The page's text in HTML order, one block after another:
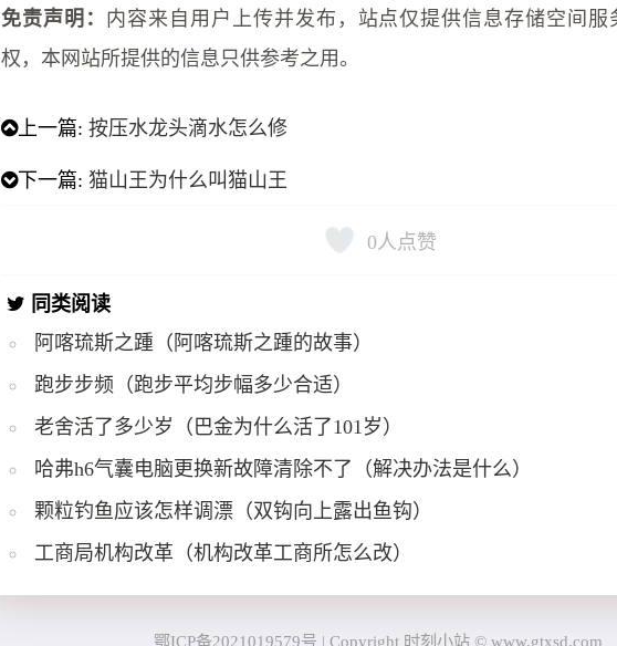
免责声明： 内容来自用户上传并发布，站点仅提供信息存储空间服
权，本网站所提供的信息只供参考之用。
上一篇:按压水龙头滴水怎么修
下一篇:猫山王为什么叫猫山王
0人点赞
同类阅读
阿喀琉斯之踵（阿喀琉斯之踵的故事）
跑步步频（跑步平均步幅多少合适）
老舍活了多少岁（巴金为什么活了101岁）
哈弗h6气囊电脑更换新故障清除不了（解决办法是什么）
颗粒钓鱼应该怎样调漂（双钩向上露出鱼钩）
工商局机构改革（机构改革工商所怎么改）
鄂ICP备2021019579号 | Copyright 时刻小站 © www.gtxsd.com